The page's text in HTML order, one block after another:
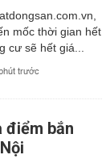
mốc thời gian hết
cư sẽ hết giá...
trước
điểm bắn